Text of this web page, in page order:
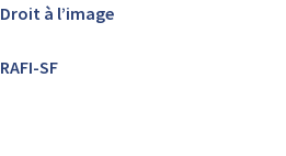
Droit à l’image
RAFI-SF